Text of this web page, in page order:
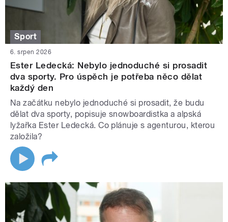
Sport
6. srpen 2026
Ester Ledecká: Nebylo jednoduché si prosadit
dva sporty. Pro úspěch je potřeba něco dělat
každý den
Na začátku nebylo jednoduché si prosadit, že budu
dělat dva sporty, popisuje snowboardistka a alpská
lyžařka Ester Ledecká. Co plánuje s agenturou, kterou
založila?